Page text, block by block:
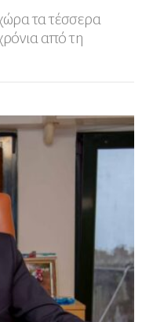
τα τέσσερα
από τη